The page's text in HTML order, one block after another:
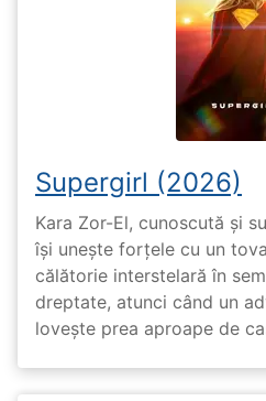
Supergirl (2026)
Kara Zor-El, cunoscută și
își unește forțele cu un
călătorie interstelară în
dreptate, atunci când un
lovește prea aproape de